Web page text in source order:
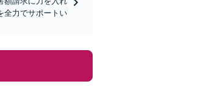
全力でサポートい